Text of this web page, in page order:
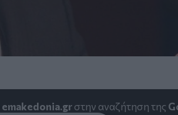
emakedonia.grστην αναζήτηση της